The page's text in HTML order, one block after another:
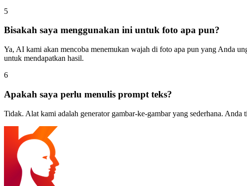
5
Bisakah saya menggunakan ini untuk foto apa pun?
Ya, AI kami akan mencoba menemukan wajah di foto apa pun yang Anda
untuk mendapatkan hasil.
6
Apakah saya perlu menulis prompt teks?
Tidak. Alat kami adalah generator gambar-ke-gambar yang sederhana.